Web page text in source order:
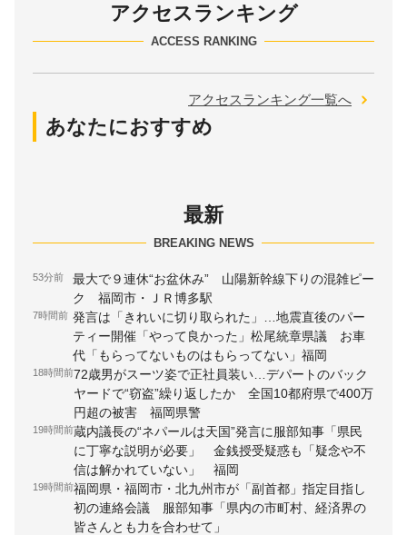
アクセスランキング
ACCESS RANKING
アクセスランキング一覧へ
あなたにおすすめ
最新
BREAKING NEWS
53分前
最大で９連休“お盆休み” 山陽新幹線下りの混雑ピー
ク 福岡市・ＪＲ博多駅
7時間前 発言は「きれいに切り取られた」…地震直後のパー
ティー開催「やって良かった」松尾統章県議 お車
代「もらってないものはもらってない」福岡
18時間前72歳男がスーツ姿で正社員装い…デパートのバック
ヤードで“窃盗”繰り返したか 全国10都府県で400万
円超の被害 福岡県警
19時間前蔵内議長の“ネパールは天国”発言に服部知事「県民
に丁寧な説明が必要」 金銭授受疑惑も「疑念や不
信は解かれていない」 福岡
19時間前福岡県・福岡市・北九州市が「副首都」指定目指し
初の連絡会議 服部知事「県内の市町村、経済界の
皆さんとも力を合わせて」